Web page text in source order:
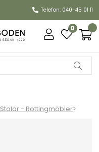
Telefon: 040-45 01 11
0
Stolar - Rottingmöbler>